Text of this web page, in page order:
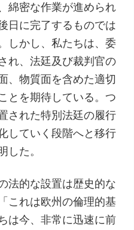
綿密な作業が進められ
日に完了するものでは
しかし、私たちは、委
れ、法廷及び裁判官の
、物質面を含めた適切
とを期待している。つ
された特別法廷の履行
していく段階へと移行
した。
法的な設置は歴史的な
これは欧州の倫理的基
は今、非常に迅速に前